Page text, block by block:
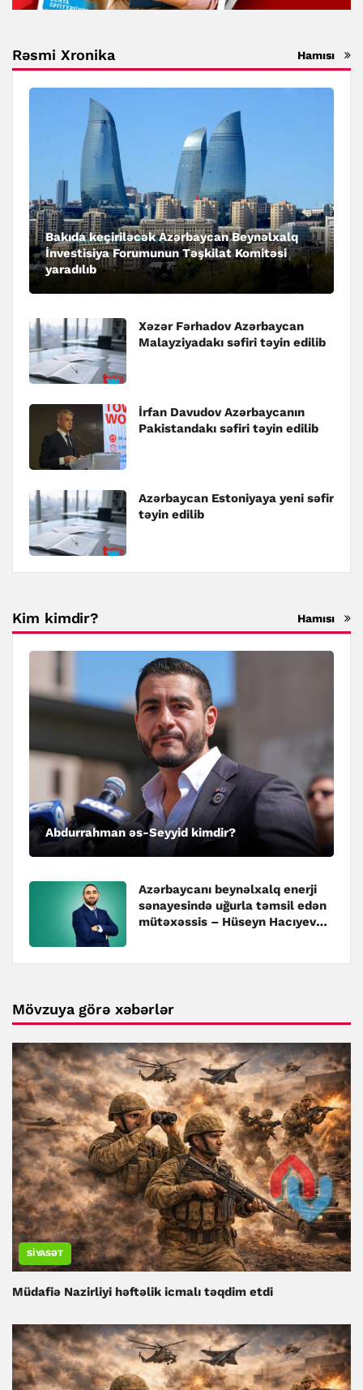
Rəsmi Xronika Hamısı
Bakıda keçiriləcək Azərbaycan Beynəlxalq
İnvestisiya Forumunun Təşkilat Komitəsi
yaradılıb
Xəzər Fərhadov Azərbaycan
Malayziyadakı səfiri təyin edilib
İrfan Davudov Azərbaycanın
Pakistandakı səfiri təyin edilib
Azərbaycan Estoniyaya yeni səfir
təyin edilib
Kim kimdir? Hamısı
Abdurrahman əs-Seyyid kimdir?
Azərbaycanı beynəlxalq enerji
sənayesində uğurla təmsil edən
mütəxəssis – Hüseyn Hacıyev
Mövzuya görə xəbərlər
SIYASƏT
Müdafiə Nazirliyi həftəlik icmalı təqdim etdi